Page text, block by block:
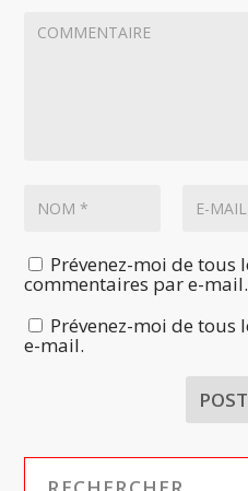
Prévenez-moi de tous
commentaires par e-mail.
Prévenez-moi de tous
e-mail.